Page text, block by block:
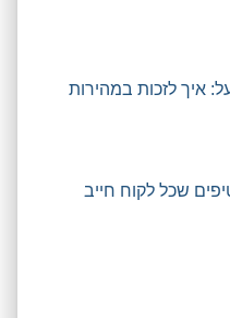
איך לזכות במהירות
שכל לקוח חייב